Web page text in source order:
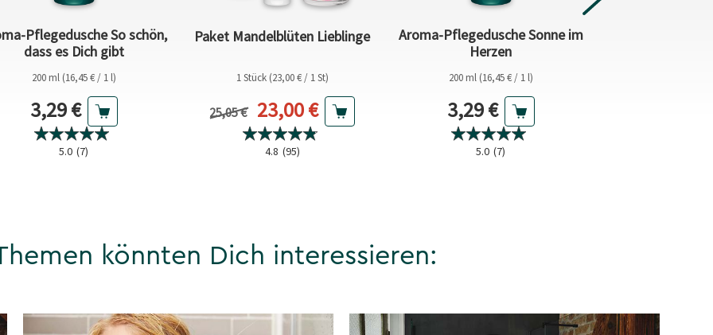
Pflegedusche So schön,
dass es Dich gibt
200 ml (16,45 € / 1 l)
Aktueller Preis
3,29 €
5.0 (7)
Paket Mandelblüten Lieblinge
1 Stück (23,00 € / 1 St)
Vorheriger Preis
25,05 € Aktueller Preis
23,00 €
4.8 (95)
Aroma-Pflegedusche Sonne im
Herzen
200 ml (16,45 € / 1 l)
Aktueller Preis
3,29 €
5.0 (7)
könnten Dich interessieren: